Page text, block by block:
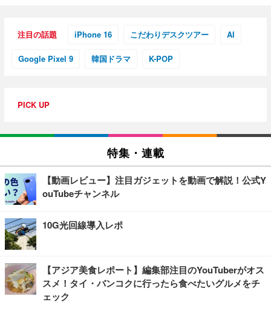
注目の話題 iPhone 16 こだわりデスクツアー AI
Google Pixel 9 韓国ドラマ K-POP
PICK UP
特集・連載
【動画レビュー】注目ガジェットを動画で解説！公式Y
ouTubeチャンネル
10G光回線導入レポ
【アジア美食レポート】編集部注目のYouTuberがオス
スメ！タイ・バンコクに行ったら食べたいグルメをチ
ェック